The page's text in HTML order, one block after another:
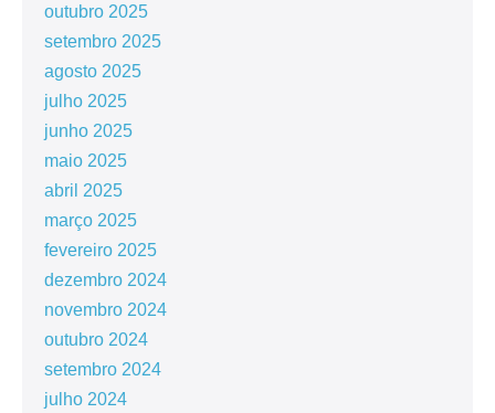
outubro 2025
setembro 2025
agosto 2025
julho 2025
junho 2025
maio 2025
abril 2025
março 2025
fevereiro 2025
dezembro 2024
novembro 2024
outubro 2024
setembro 2024
julho 2024